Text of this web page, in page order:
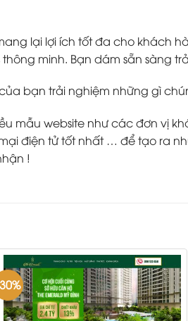
lại lợi ích tốt đa cho khách
minh. Bạn dám sẵn sàng
bạn trải nghiệm những gì
mẫu website như các đơn vị
điện tử tốt nhất … để tạo ra
!